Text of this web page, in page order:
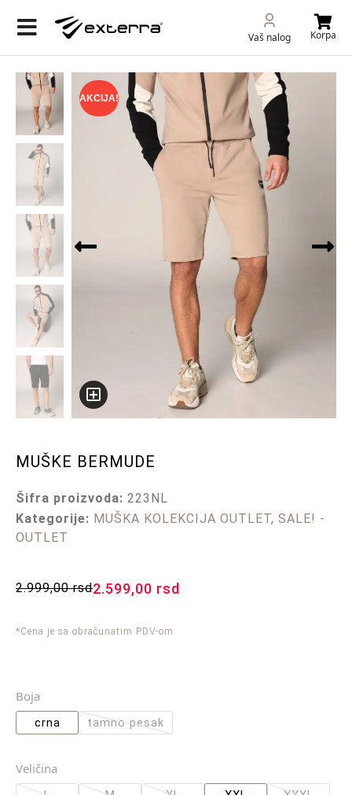
Vaš nalog Korpa
AKCIJA!
MUŠKE BERMUDE
Šifra proizvoda: 223NL
Kategorije: MUŠKA KOLEKCIJA OUTLET, SALE! -
OUTLET
2.999,00rsd2.599,00 rsd
*Cena je sa obračunatim PDV-om
Boja
crna tamno pesak
Veličina